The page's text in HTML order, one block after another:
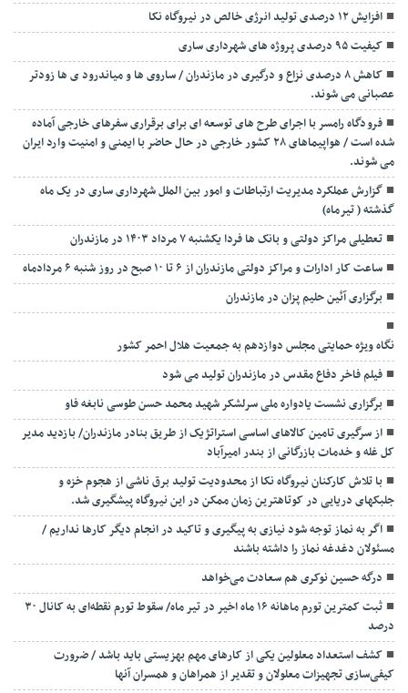
افزایش ۱۲ درصدی تولید انرژی خالص در نیروگاه نکا
کیفیت ۹۵ درصدی پروژه های شهرداری ساری
کاهش ۸ درصدی نزاع و درگیری در مازندران / ساروی ها و میاندرود ی ها زودتر
عصبانی می شوند.
فرودگاه رامسر با اجرای طرح های توسعه ای برای برقراری سفرهای خارجی آماده
شده است / هواپیماهای ۲۸ کشور خارجی در حال حاضر با ایمنی و امنیت وارد ایران
می شوند.
گزارش عملکرد مدیریت ارتباطات و امور بین الملل شهرداری ساری در یک ماه
گذشته ( تیرماه)
تعطیلی مراکز دولتی و بانک ها فردا یکشنبه ۷ مرداد ۱۴۰۳ در مازندران
ساعت کار ادارات و مراکز دولتی مازندران از ۶ تا ۱۰ صبح در روز شنبه ۶ مردادماه
برگزاری آئین حلیم پزان در مازندران
نگاه ویژه حمایتی مجلس دوازدهم به جمعیت هلال احمر کشور
فیلم فاخر دفاع مقدس در مازندران تولید می شود
برگزاری نشست یادواره ملی سرلشکر شهید محمد حسن طوسی نابغه فاو
از سرگیری تامین کالاهای اساسی استراتژیک از طریق بنادر مازندران/ بازدید مدیر
کل غله و خدمات بازرگانی از بندر امیرآباد
با تلاش کارکنان نیروگاه نکا از محدودیت تولید برق ناشی از هجوم خزه و
جلبکهای دریایی در کوتاهترین زمان ممکن در این نیروگاه پیشگیری شد.
اگر به نماز توجه شود نیازی به پیگیری و تاکید در انجام دیگر کارها نداریم /
مسئولان دغدغه نماز را داشته باشند
درگه حسین نوکری هم سعادت می‌خواهد
ثبت کمترین تورم ماهانه ۱۶ ماه اخیر در تیر ماه/ سقوط تورم نقطه‌ای به کانال ۳۰
درصد
کشف استعداد معلولین یکی از کارهای مهم بهزیستی باید باشد / ضرورت
کیفی‌سازی تجهیزات معلولان و تقدیر از همراهان و همسران آنها